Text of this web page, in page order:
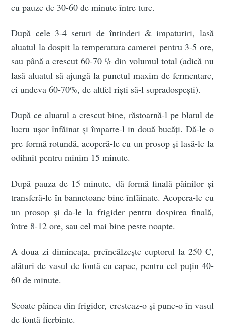
cu pauze de 30-60 de minute între ture.
După cele 3-4 seturi de întinderi & impaturiri, lasă
aluatul la dospit la temperatura camerei pentru 3-5 ore,
sau până a crescut 60-70 % din volumul total (adică nu
lasă aluatul să ajungă la punctul maxim de fermentare,
ci undeva 60-70%, de altfel riști să-l supradospești).
După ce aluatul a crescut bine, răstoarnă-l pe blatul de
lucru ușor înfăinat și împarte-l in două bucăți. Dă-le o
pre formă rotundă, acoperă-le cu un prosop și lasă-le la
odihnit pentru minim 15 minute.
După pauza de 15 minute, dă formă finală pâinilor și
transferă-le în bannetoane bine înfăinate. Acopera-le cu
un prosop și da-le la frigider pentru dospirea finală,
între 8-12 ore, sau cel mai bine peste noapte.
A doua zi dimineața, preîncălzește cuptorul la 250 C,
alături de vasul de fontă cu capac, pentru cel puțin 40-
60 de minute.
Scoate pâinea din frigider, cresteaz-o și pune-o în vasul
de fontă fierbinte.